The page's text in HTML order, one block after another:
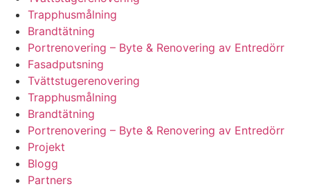
Trapphusmålning
Brandtätning
Portrenovering – Byte & Renovering av Entredörr
Fasadputsning
Tvättstugerenovering
Trapphusmålning
Brandtätning
Portrenovering – Byte & Renovering av Entredörr
Projekt
Blogg
Partners